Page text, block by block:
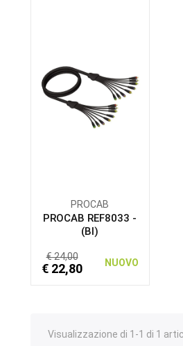
PROCAB
PROCAB REF8033 -
(BI)
€ 24,00
€ 22,80 NUOVO
Visualizzazione di 1-1 di 1